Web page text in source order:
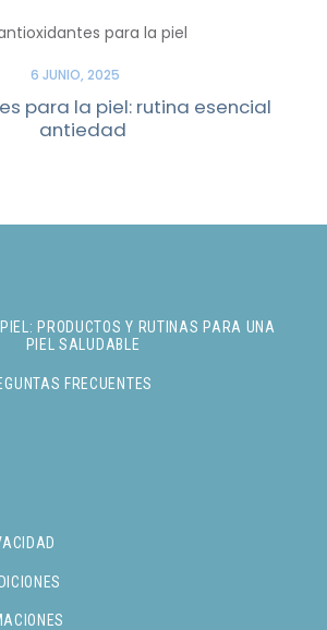
6 JUNIO, 2025
para la piel: rutina esencial
antiedad
PRODUCTOS Y RUTINAS PARA UNA
PIEL SALUDABLE
FRECUENTES